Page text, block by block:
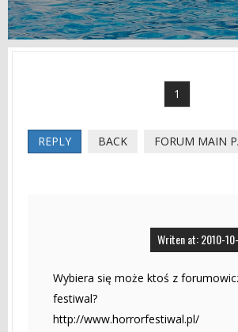
1
REPLY BACK FORUM MAIN
Writen at: 2010-
Wybiera się może ktoś z
festiwal?
http://www.horrorfestiwal.pl/